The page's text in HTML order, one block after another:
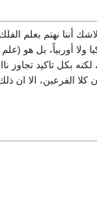
نهتم بعلم الفلك
ولا أوربياً، بل هو
بكل تاكيد تجاوز
الفرعين، الا ان